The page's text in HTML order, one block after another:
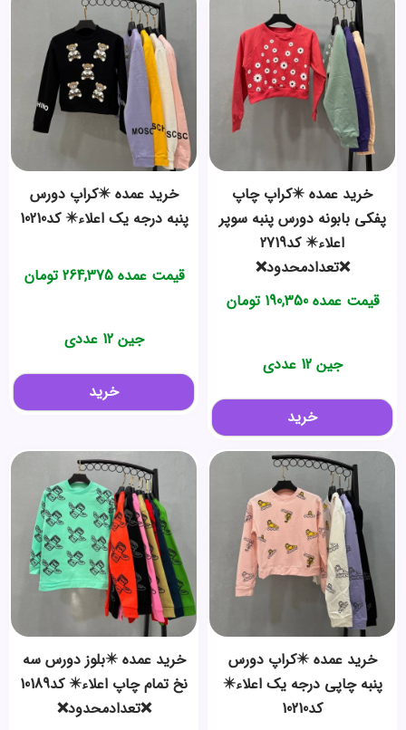
خرید عمده ✴️کراپ چاپ
پفکی بابونه دورس پنبه سوپر
اعلاء✴️ کد2719
❌تعدادمحدود❌
قیمت عمده190,350 تومان
جین 12 عددی
خرید
خرید عمده ✴️کراپ دورس
پنبه درجه یک اعلاء✴️ کد10210
قیمت عمده264,375 تومان
جین 12 عددی
خرید
خرید عمده ✴️کراپ دورس
پنبه چاپی درجه یک اعلاء✴️
کد10210
خرید عمده ✴️بلوز دورس سه
نخ تمام چاپ اعلاء✴️ کد10189
❌تعدادمحدود❌